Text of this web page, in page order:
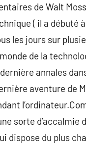
de Walt
( il a débuté
les jours sur
de la
annales
aventure de
sorte d’accalmie
dispose du plus